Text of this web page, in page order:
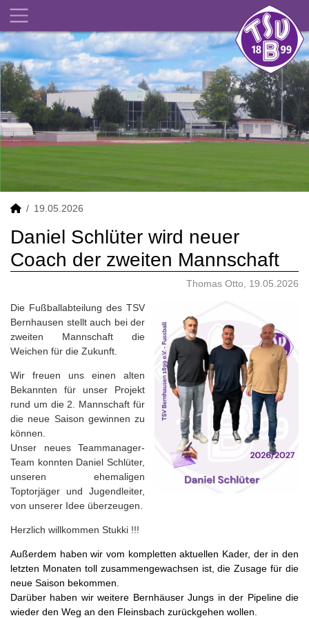
19.05.2026
Daniel Schlüter wird neuer
Coach der zweiten Mannschaft
Thomas Otto, 19.05.2026
Die Fußballabteilung des TSV
Bernhausen stellt auch bei der
zweiten Mannschaft die
Weichen für die Zukunft.
Wir freuen uns einen alten
Bekannten für unser Projekt
rund um die 2. Mannschaft für
die neue Saison gewinnen zu
können.
Unser neues Teammanager-
Team konnten Daniel Schlüter,
unseren ehemaligen
Toptorjäger und Jugendleiter,
von unserer Idee überzeugen.
Herzlich willkommen Stukki !!!
Außerdem haben wir vom kompletten aktuellen Kader, der in den
letzten Monaten toll zusammengewachsen ist, die Zusage für die
neue Saison bekommen.
Darüber haben wir weitere Bernhäuser Jungs in der Pipeline die
wieder den Weg an den Fleinsbach zurückgehen wollen.